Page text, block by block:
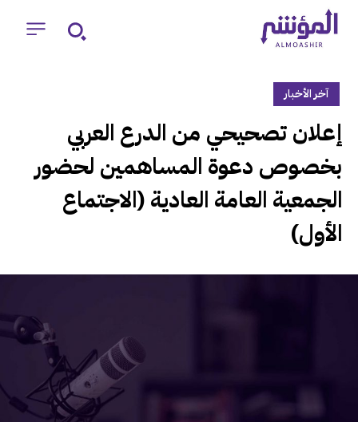
آخر الأخبار
‏إعلان تصحيحي من الدرع العربي
بخصوص دعوة المساهمين لحضور
الجمعية العامة العادية (الاجتماع
الأول)